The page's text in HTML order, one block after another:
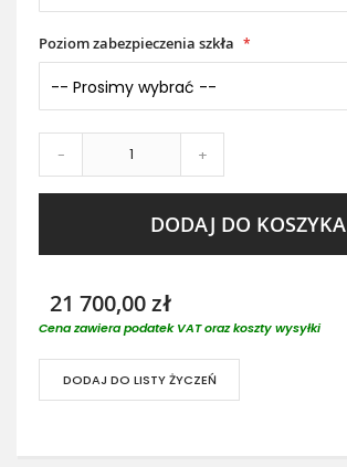
Poziom zabezpieczenia szkła
- +
DODAJ DO KOSZYKA
21 700,00 zł
Cena zawiera podatek VAT oraz koszty wysyłki
DODAJ DO LISTY ŻYCZEŃ